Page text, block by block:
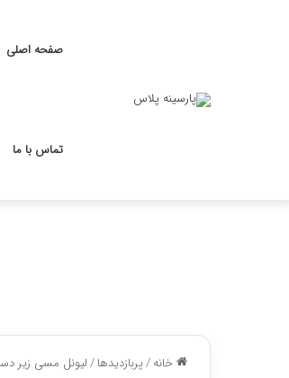
صفحه اصلی
تماس با ما
خانه/پربازدیدها/لیونل مسی زیر